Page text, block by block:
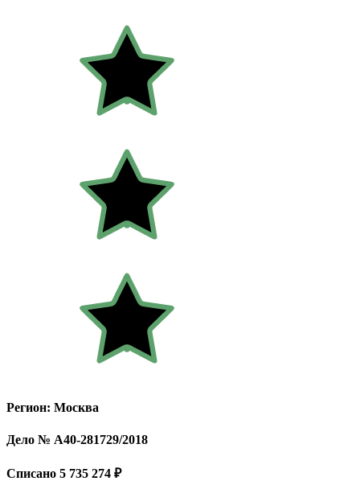
Регион: Москва
Дело № А40-281729/2018
Списано 5 735 274 ₽